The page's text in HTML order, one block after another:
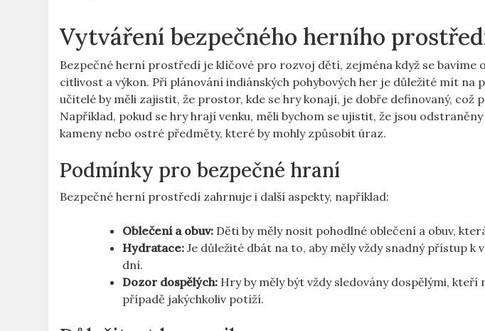
Vytváření bezpečného herního
Bezpečné herní prostředí je klíčové pro rozvoj dětí, zejména když se bavíme
citlivost a výkon. Při plánování indiánských pohybových her je důležité mít na
učitelé by měli zajistit, že prostor, kde se hry konají, je dobře definovaný, což
Například, pokud se hry hrají venku, měli bychom se ujistit, že jsou odstraněny
kameny nebo ostré předměty, které by mohly způsobit úraz.
Podmínky pro bezpečné hraní
Bezpečné herní prostředí zahrnuje i další aspekty, například:
Oblečení a obuv: Děti by měly nosit pohodlné oblečení a obuv,
Hydratace: Je důležité dbát na to, aby měly vždy snadný přístup k
dní.
Dozor dospělých: Hry by měly být vždy sledovány dospělými, kteří
případě jakýchkoliv potíží.